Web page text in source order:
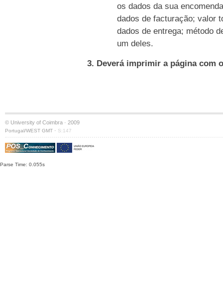
os dados da sua
dados de facturação; valor
dados de entrega; método
um deles.
3. Deverá imprimir a página com
© University of Coimbra · 2009
Portugal/WEST GMT · S:147
Parse Time: 0.055s